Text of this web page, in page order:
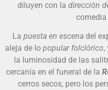
diluyen con la dirección
comedia
La puesta en escena del
aleja de lo popular folclórico,
la luminosidad de las
cercanía en el funeral de la
cerros secos, pero los